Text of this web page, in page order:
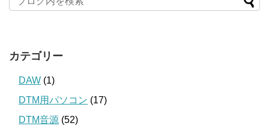
カテゴリー
DAW (1)
DTM用パソコン (17)
DTM音源 (52)